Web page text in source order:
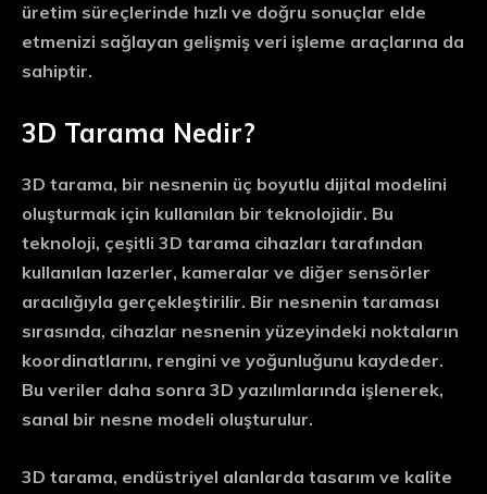
üretim süreçlerinde hızlı ve doğru sonuçlar elde
etmenizi sağlayan gelişmiş veri işleme araçlarına da
sahiptir.
3D Tarama Nedir?
3D tarama, bir nesnenin üç boyutlu dijital modelini
oluşturmak için kullanılan bir teknolojidir. Bu
teknoloji, çeşitli 3D tarama cihazları tarafından
kullanılan lazerler, kameralar ve diğer sensörler
aracılığıyla gerçekleştirilir. Bir nesnenin taraması
sırasında, cihazlar nesnenin yüzeyindeki noktaların
koordinatlarını, rengini ve yoğunluğunu kaydeder.
Bu veriler daha sonra 3D yazılımlarında işlenerek,
sanal bir nesne modeli oluşturulur.
3D tarama, endüstriyel alanlarda tasarım ve kalite